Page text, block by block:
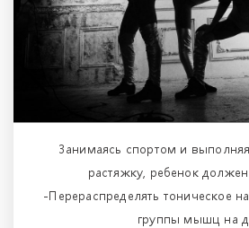
Занимаясь спортом и
растяжку, ребенок
-Перераспределять тоническое
группы мышц на